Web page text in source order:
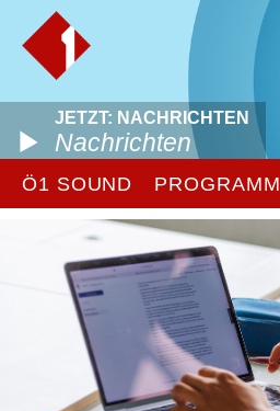
JETZT: NACHRICHTEN
Nachrichten
Ö1 SOUND PROGRAMM